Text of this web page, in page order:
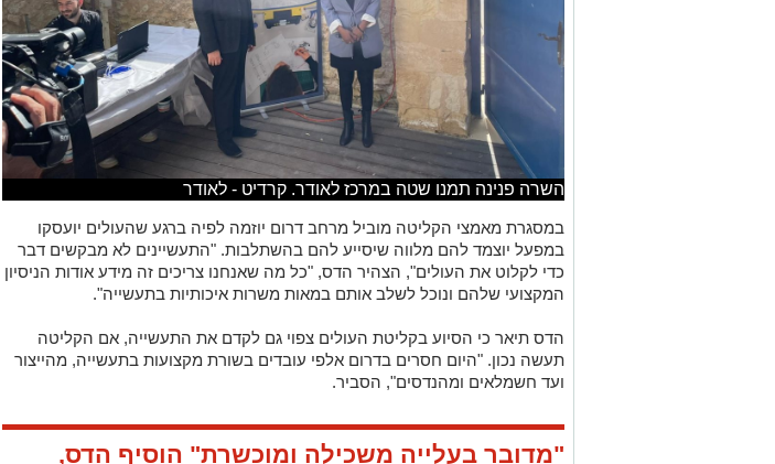
השרה פנינה תמנו שטה במרכז לאודר. קרדיט - לאודר
במסגרת מאמצי הקליטה מוביל מרחב דרום יוזמה לפיה ברגע שהעולים יועסקו
במפעל יוצמד להם מלווה שיסייע להם בהשתלבות. "התעשיינים לא מבקשים דבר
כדי לקלוט את העולים", הצהיר הדס, "כל מה שאנחנו צריכים זה מידע אודות הניסיון
המקצועי שלהם ונוכל לשלב אותם במאות משרות איכותיות בתעשייה".
הדס תיאר כי הסיוע בקליטת העולים צפוי גם לקדם את התעשייה, אם הקליטה
תעשה נכון. "היום חסרים בדרום אלפי עובדים בשורת מקצועות בתעשייה, מהייצור
ועד חשמלאים ומהנדסים", הסביר.
"מדובר בעלייה משכילה ומוכשרת" הוסיף הדס,